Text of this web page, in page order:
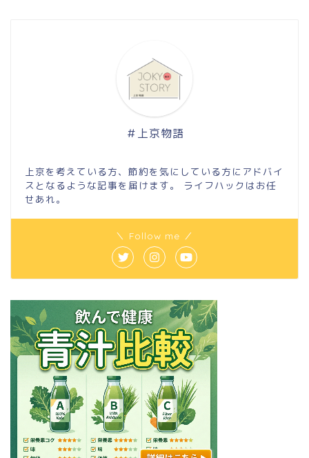
＃上京物語
上京を考えている方、節約を気にしている方にアドバイ
スとなるような記事を届けます。 ライフハックはお任
せあれ。
＼ Follow me ／